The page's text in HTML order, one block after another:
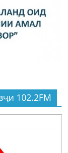
102.2FM